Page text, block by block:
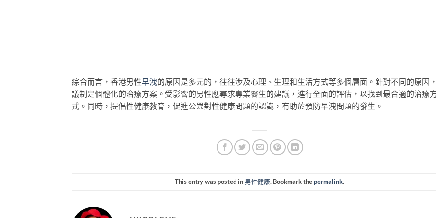
綜合而言，香港男性早洩的原因是多元的，往往涉及心理、生理和生活方式等多個層面。針對不同的原因
議制定個體化的治療方案。受影響的男性應尋求專業醫生的建議，進行全面的評估，以找到最合適的治療
式。同時，提倡性健康教育，促進公眾對性健康問題的認識，有助於預防早洩問題的發生。
This entry was posted in 男性健康. Bookmark thepermalink.